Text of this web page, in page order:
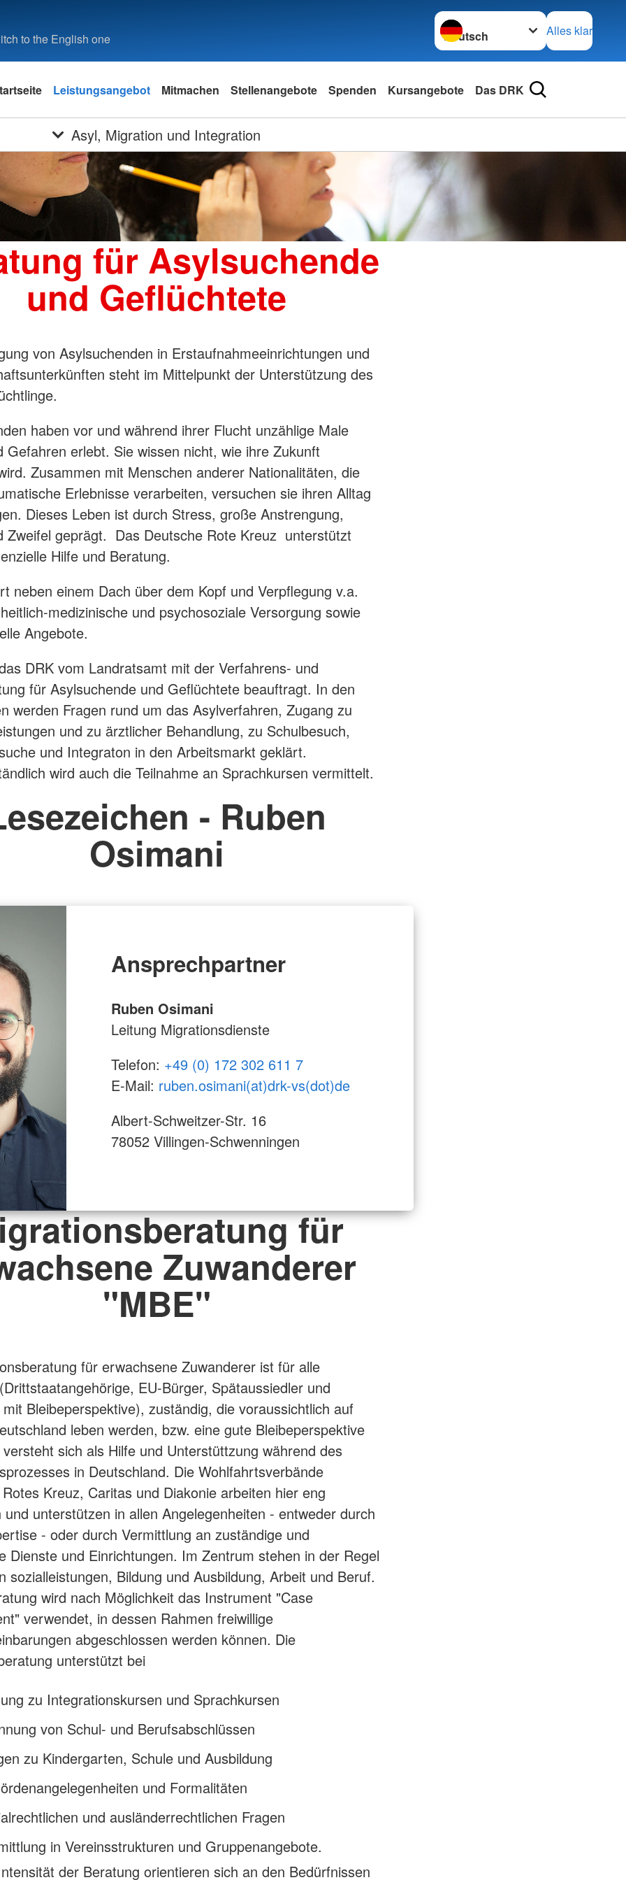
to the English one
Sprache wechseln zu
Alles klar
Leistungsangebot Mitmachen Stellenangebote Spenden Kursangebote Das DRK
Asyl, Migration und Integration
für Asylsuchende
und Geflüchtete
von Asylsuchenden in Erstaufnahmeeinrichtungen und
steht im Mittelpunkt der Unterstützung des
haben vor und während ihrer Flucht unzählige Male
Gefahren erlebt. Sie wissen nicht, wie ihre Zukunft
Zusammen mit Menschen anderer Nationalitäten, die
Erlebnisse verarbeiten, versuchen sie ihren Alltag
Dieses Leben ist durch Stress, große Anstrengung,
Zweifel geprägt. Das Deutsche Rote Kreuz unterstützt
Hilfe und Beratung.
neben einem Dach über dem Kopf und Verpflegung v.a.
medizinische und psychosoziale Versorgung sowie
Angebote.
DRK vom Landratsamt mit der Verfahrens- und
für Asylsuchende und Geflüchtete beauftragt. In den
werden Fragen rund um das Asylverfahren, Zugang zu
und zu ärztlicher Behandlung, zu Schulbesuch,
und Integraton in den Arbeitsmarkt geklärt.
wird auch die Teilnahme an Sprachkursen vermittelt.
- Ruben
Osimani
Ansprechpartner
Ruben Osimani
Leitung Migrationsdienste
Telefon: +49 (0) 172 302 611 7
E-Mail: ruben.osimani(at)drk-vs(dot)de
Albert-Schweitzer-Str. 16
78052 Villingen-Schwenningen
für
Zuwanderer
"MBE"
für erwachsene Zuwanderer ist für alle
EU-Bürger, Spätaussiedler und
Bleibeperspektive), zuständig, die voraussichtlich auf
leben werden, bzw. eine gute Bleibeperspektive
sich als Hilfe und Unterstüttzung während des
in Deutschland. Die Wohlfahrtsverbände
Kreuz, Caritas und Diakonie arbeiten hier eng
unterstützen in allen Angelegenheiten - entweder durch
- oder durch Vermittlung an zuständige und
Dienste und Einrichtungen. Im Zentrum stehen in der Regel
sozialleistungen, Bildung und Ausbildung, Arbeit und Beruf.
wird nach Möglichkeit das Instrument "Case
verwendet, in dessen Rahmen freiwillige
abgeschlossen werden können. Die
unterstützt bei
zu Integrationskursen und Sprachkursen
von Schul- und Berufsabschlüssen
zu Kindergarten, Schule und Ausbildung
und Formalitäten
und ausländerrechtlichen Fragen
in Vereinsstrukturen und Gruppenangebote.
der Beratung orientieren sich an den Bedürfnissen